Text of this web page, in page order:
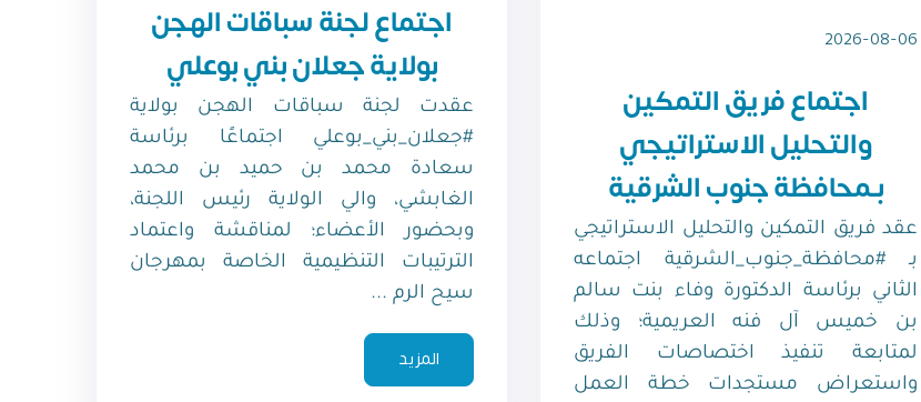
2026-08-06
اجتماع فريق التمكين
والتحليل الاستراتيجي
بـمحافظة جنوب الشرقية
عقد فريق التمكين والتحليل الاستراتيجي
بـ #محافظة_جنوب_الشرقية اجتماعه
الثاني برئاسة الدكتورة وفاء بنت سالم
بن خميس آل فنه العريمية؛ وذلك
لمتابعة تنفيذ اختصاصات الفريق
واستعراض مستجدات خطة العمل
اجتماع لجنة سباقات الهجن
بولاية جعلان بني بوعلي
عقدت لجنة سباقات الهجن بولاية
#جعلان_بني_بوعلي اجتماعًا برئاسة
سعادة محمد بن حميد بن محمد
الغابشي، والي الولاية رئيس اللجنة،
وبحضور الأعضاء؛ لمناقشة واعتماد
الترتيبات التنظيمية الخاصة بمهرجان
سيح الرم ...
المزيد